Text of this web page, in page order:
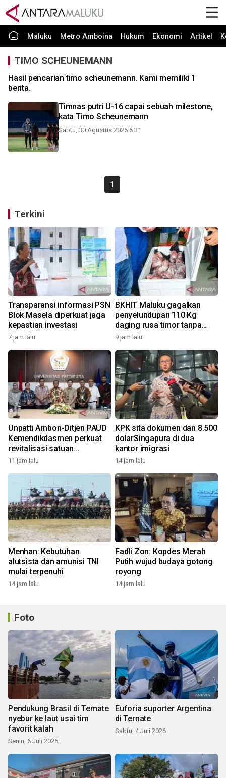
Maluku Metro Amboina Hukum Ekonomi Artikel
TIMO SCHEUNEMANN
Hasil pencarian timo scheunemann. Kami memiliki 1
berita.
Timnas putri U-16 capai sebuah milestone,
kata Timo Scheunemann
Sabtu, 30 Agustus 2025 6:31
1
Terkini
Transparansi informasi PSN
Blok Masela diperkuat jaga
kepastian investasi
7 jam lalu
BKHIT Maluku gagalkan
penyelundupan 110 Kg
daging rusa timor tanpa
dokumen
9 jam lalu
Unpatti Ambon-Ditjen PAUD
Kemendikdasmen perkuat
revitalisasi satuan
pendidikan
11 jam lalu
KPK sita dokumen dan 8.500
dolarSingapura di dua
kantor imigrasi
14 jam lalu
Menhan: Kebutuhan
alutsista dan amunisi TNI
mulai terpenuhi
14 jam lalu
Fadli Zon: Kopdes Merah
Putih wujud budaya gotong
royong
14 jam lalu
Foto
Pendukung Brasil di Ternate
nyebur ke laut usai tim
favorit kalah
Senin, 6 Juli 2026
Euforia suporter Argentina
di Ternate
Sabtu, 4 Juli 2026